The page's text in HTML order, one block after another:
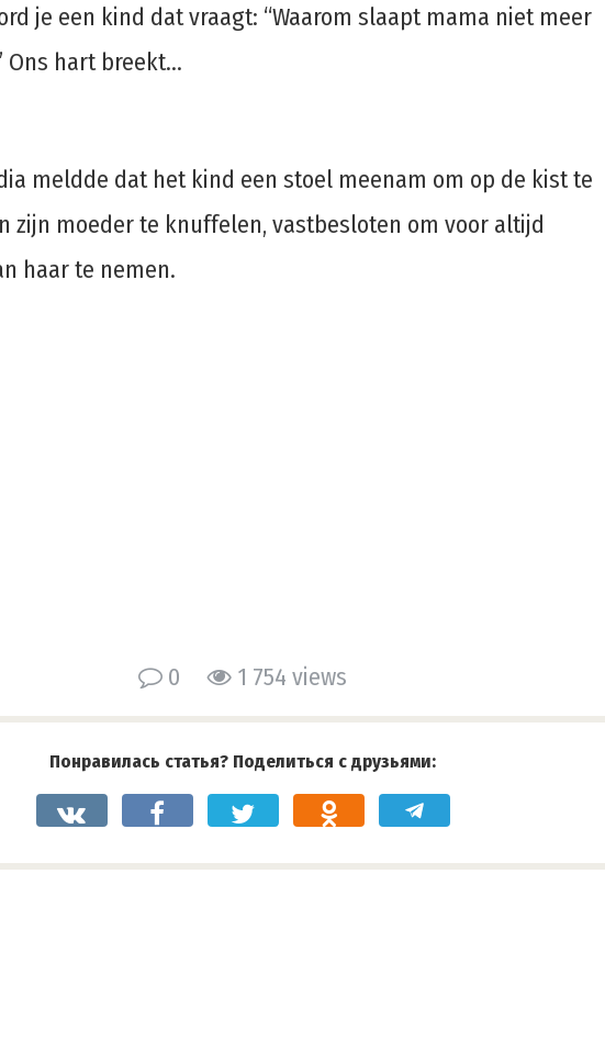
je een kind dat vraagt: “Waarom slaapt mama niet meer
Ons hart breekt…
meldde dat het kind een stoel meenam om op de kist te
zijn moeder te knuffelen, vastbesloten om voor altijd
haar te nemen.
0 1 754 views
Понравилась статья? Поделиться с друзьями: